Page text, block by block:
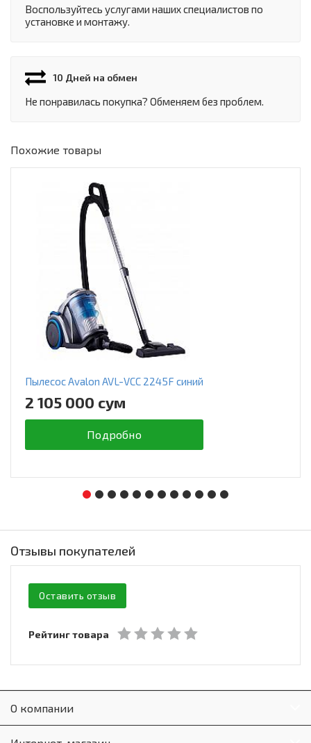
Воспользуйтесь услугами наших специалистов по
установке и монтажу.
10 Дней на обмен
Не понравилась покупка? Обменяем без проблем.
Похожие товары
Пылесос Avalon AVL-VCC 2245F синий
2 105 000 сум
Подробно
Отзывы покупателей
Оставить отзыв
Рейтинг товара
О компании